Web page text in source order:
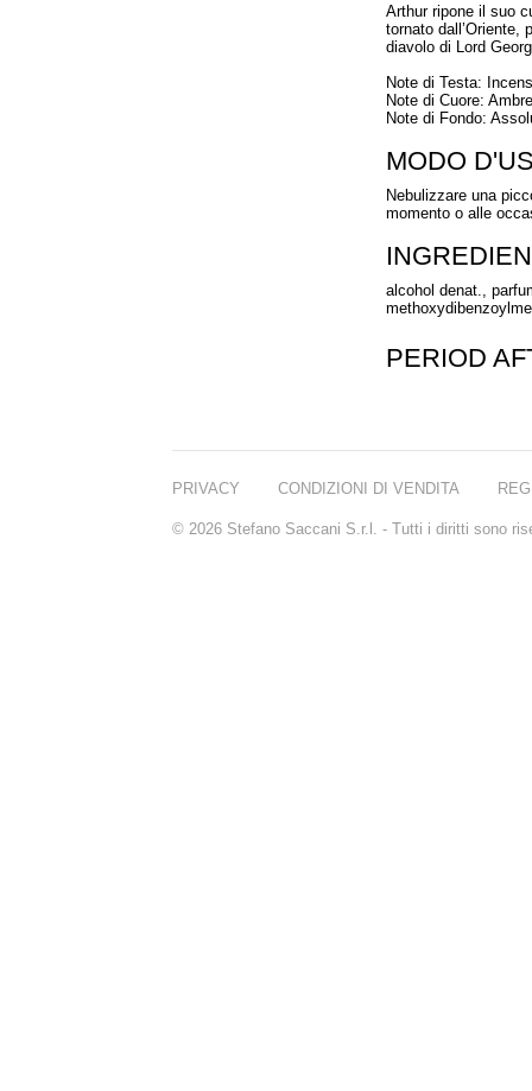
Arthur ripone il suo
tornato dall’Oriente,
diavolo di Lord
Note di Testa:
Note di Cuore:
Note di Fondo:
MODO
Nebulizzare una
momento o alle
alcohol denat.,
PERIOD
PRIVACY CONDIZIONI DI VENDITA
© 2026 Stefano Saccani S.r.l. - Tutti i diritti sono